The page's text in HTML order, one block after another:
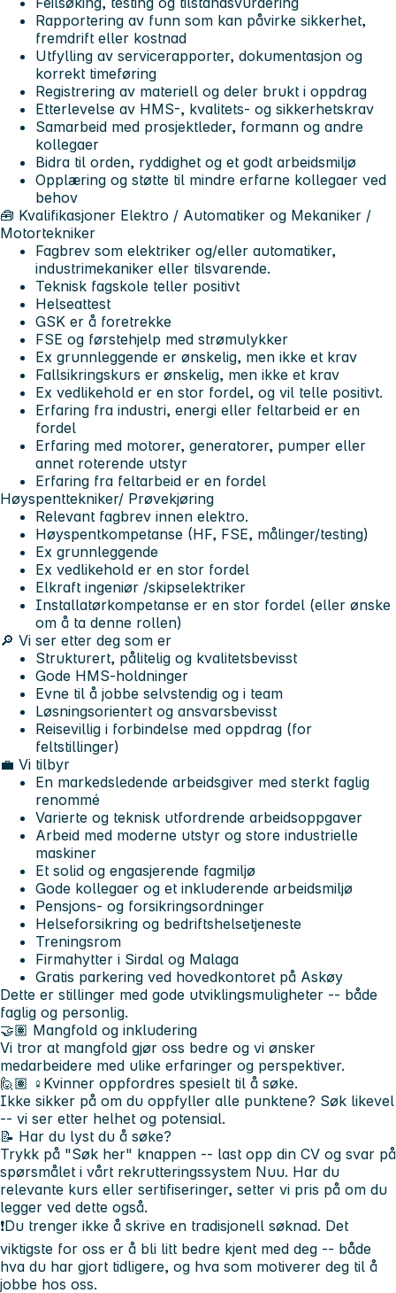
Rapportering av funn som kan påvirke sikkerhet,
fremdrift eller kostnad
Utfylling av servicerapporter, dokumentasjon og
korrekt timeføring
Registrering av materiell og deler brukt i oppdrag
Etterlevelse av HMS-, kvalitets- og sikkerhetskrav
Samarbeid med prosjektleder, formann og andre
kollegaer
Bidra til orden, ryddighet og et godt arbeidsmiljø
Opplæring og støtte til mindre erfarne kollegaer ved
behov
🧰 Kvalifikasjoner Elektro / Automatiker og Mekaniker /
Motortekniker
Fagbrev som elektriker og/eller automatiker,
industrimekaniker eller tilsvarende.
Teknisk fagskole teller positivt
Helseattest
GSK er å foretrekke
FSE og førstehjelp med strømulykker
Ex grunnleggende er ønskelig, men ikke et krav
Fallsikringskurs er ønskelig, men ikke et krav
Ex vedlikehold er en stor fordel, og vil telle positivt.
Erfaring fra industri, energi eller feltarbeid er en
fordel
Erfaring med motorer, generatorer, pumper eller
annet roterende utstyr
Erfaring fra feltarbeid er en fordel
Høyspenttekniker/ Prøvekjøring
Relevant fagbrev innen elektro.
Høyspentkompetanse (HF, FSE, målinger/testing)
Ex grunnleggende
Ex vedlikehold er en stor fordel
Elkraft ingeniør /skipselektriker
Installatørkompetanse er en stor fordel (eller ønske
om å ta denne rollen)
🔎 Vi ser etter deg som er
Strukturert, pålitelig og kvalitetsbevisst
Gode HMS-holdninger
Evne til å jobbe selvstendig og i team
Løsningsorientert og ansvarsbevisst
Reisevillig i forbindelse med oppdrag (for
feltstillinger)
💼 Vi tilbyr
En markedsledende arbeidsgiver med sterkt faglig
renommé
Varierte og teknisk utfordrende arbeidsoppgaver
Arbeid med moderne utstyr og store industrielle
maskiner
Et solid og engasjerende fagmiljø
Gode kollegaer og et inkluderende arbeidsmiljø
Pensjons- og forsikringsordninger
Helseforsikring og bedriftshelsetjeneste
Treningsrom
Firmahytter i Sirdal og Malaga
Gratis parkering ved hovedkontoret på Askøy
Dette er stillinger med gode utviklingsmuligheter -- både
faglig og personlig.
🤝🏽 Mangfold og inkludering
Vi tror at mangfold gjør oss bedre og vi ønsker
medarbeidere med ulike erfaringer og perspektiver.
🙋🏽 ♀️Kvinner oppfordres spesielt til å søke.
Ikke sikker på om du oppfyller alle punktene? Søk likevel
-- vi ser etter helhet og potensial.
📝 Har du lyst du å søke?
Trykk på "Søk her" knappen -- last opp din CV og svar på
spørsmålet i vårt rekrutteringssystem Nuu. Har du
relevante kurs eller sertifiseringer, setter vi pris på om du
legger ved dette også.
❗️Du trenger ikke å skrive en tradisjonell søknad. Det
viktigste for oss er å bli litt bedre kjent med deg -- både
hva du har gjort tidligere, og hva som motiverer deg til å
jobbe hos oss.